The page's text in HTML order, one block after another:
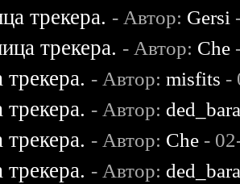
трекера. - Автор: Gersi
трекера. - Автор: Che
- Автор:misfits -
- Автор:
- Автор: Che -
- Автор: